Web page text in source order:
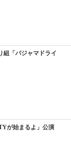
組「パジャマドライ
が始まるよ」公演